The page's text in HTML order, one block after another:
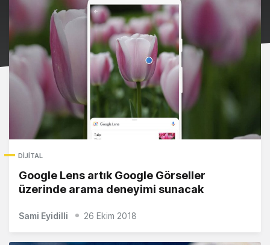
DIJITAL
Google Lens artık Google Görseller
üzerinde arama deneyimi sunacak
Sami Eyidilli 26 Ekim 2018